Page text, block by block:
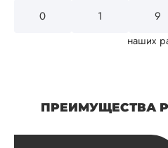
0
2
0
наших
ПРЕИМУЩЕСТВА